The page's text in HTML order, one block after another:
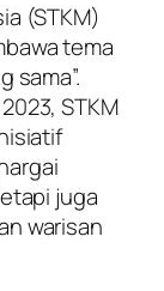
(STKM)
tema
sama”.
STKM
juga
warisan